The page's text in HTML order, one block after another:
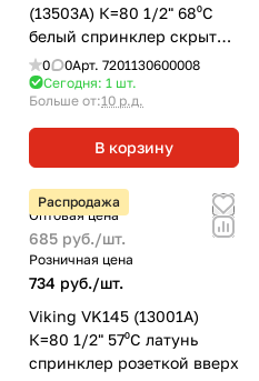
(13503А) К=80 1/2" 68⁰С
белый спринклер скрытый
вертикальный
0 0Арт. 7201130600008
Сегодня: 1 шт.
Больше от:10 р.д.
В корзину
Распродажа
Оптовая цена
685 руб./шт.
Розничная цена
734 руб./шт.
Viking VK145 (13001А)
К=80 1/2" 57⁰С латунь
спринклер розеткой вверх